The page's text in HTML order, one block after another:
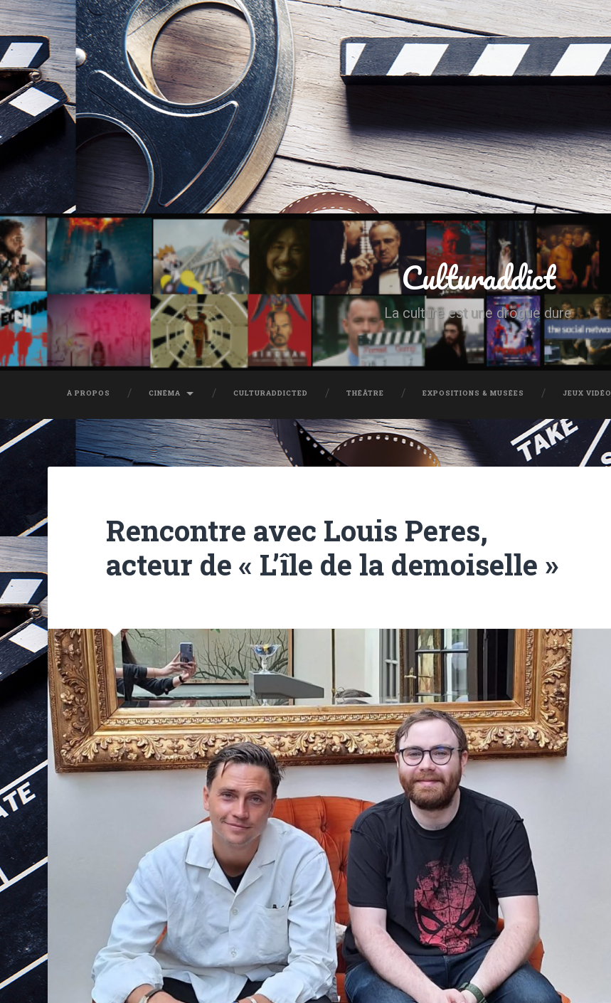
Culturaddict
La culture est une drogue dure
À PROPOS CINÉMA CULTURADDICTED THÉÂTRE EXPOSITIONS & MUSÉES JEUX VIDÉO
Rencontre avec Louis Peres,
acteur de « L’île de la demoiselle »